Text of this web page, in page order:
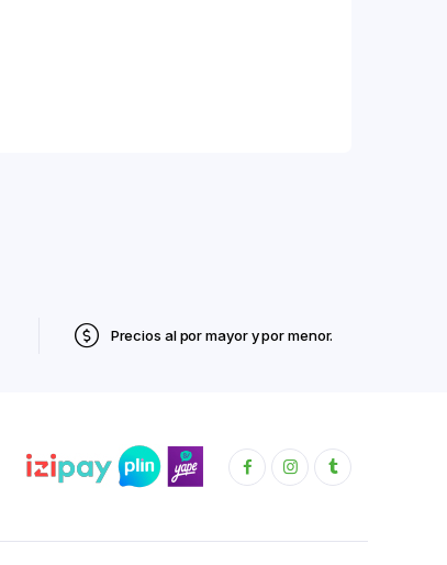
Precios al por mayor y por menor.